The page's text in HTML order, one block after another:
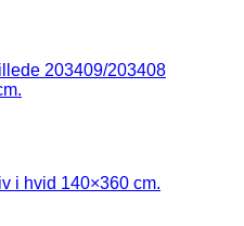
i hvid 140×360 cm.